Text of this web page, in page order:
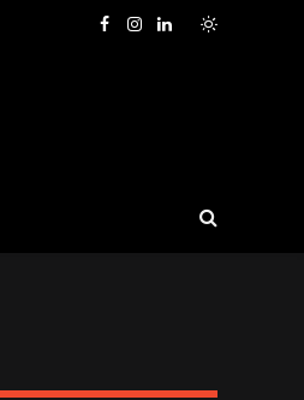
Facebook
Instagram
LinkedIn